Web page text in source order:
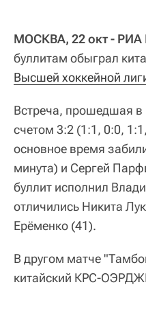
МОСКВА, 22 окт - РИА
буллитам обыграл
Высшей хоккейной
Встреча, прошедшая
счетом 3:2 (1:1, 0:0,
основное время
минута) и Сергей
буллит исполнил
отличились Никита
Ерёменко (41).
В другом матче
китайский КРС-